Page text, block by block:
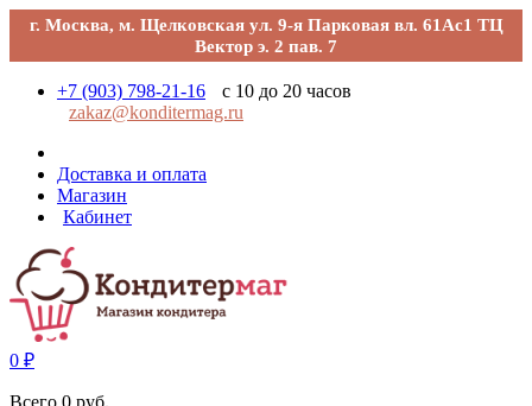
г. Москва, м. Щелковская ул. 9-я Парковая вл. 61Ас1 ТЦ
Вектор э. 2 пав. 7
+7 (903) 798-21-16
с 10 до 20 часов
zakaz@konditermag.ru
Доставка и оплата
Магазин
Кабинет
0 ₽
Всего 0 руб.